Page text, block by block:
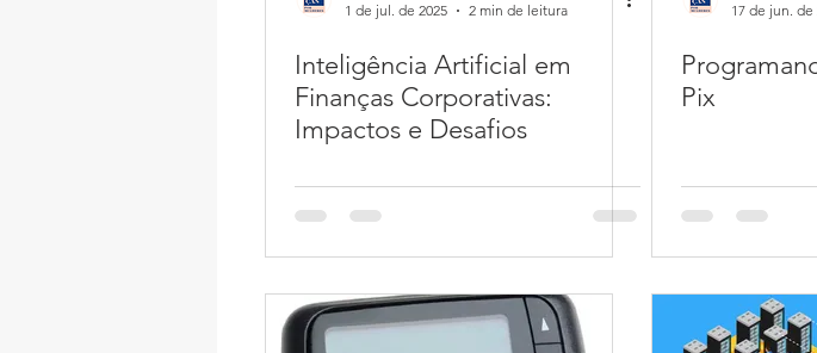
1 de jul. de 2025
2 min de leitura
Inteligência Artificial em
Finanças Corporativas:
Impactos e Desafios
17 de jun. de
Pix